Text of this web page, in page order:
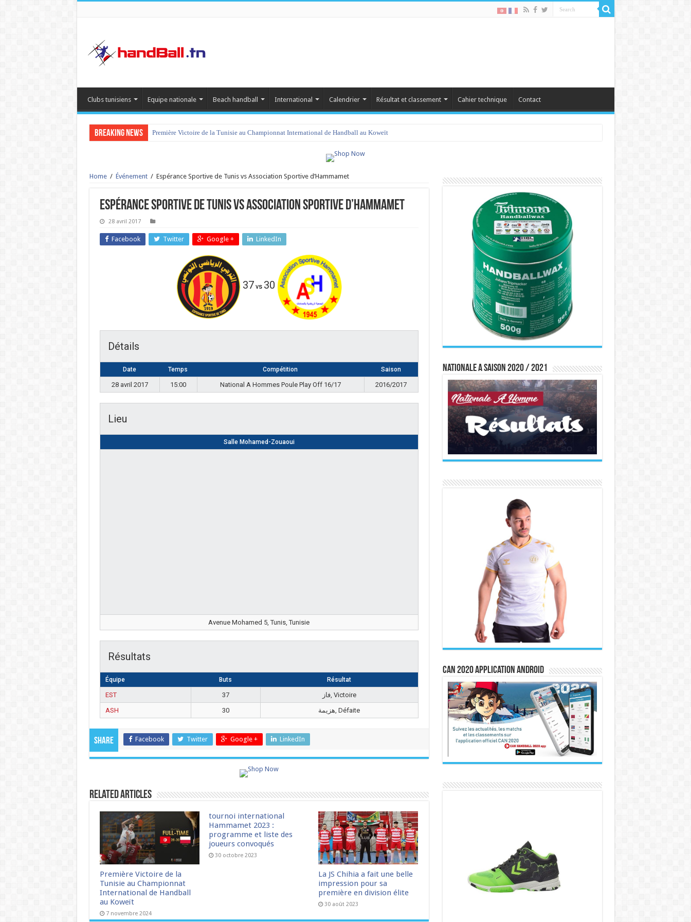
Clubs tunisiens Equipe nationale Beach handball International Calendrier Résultat et classement Cahier technique Contact
Breaking News Première Victoire de la Tunisie au Championnat International de Handball au Koweït
Home / Événement / Espérance Sportive de Tunis vs Association Sportive d’Hammamet
Espérance Sportive de Tunis vs Association Sportive d’Hammamet
28 avril 2017
Facebook Twitter Google + LinkedIn
37 vs 30
Détails
Date Temps Compétition Saison
28 avril 2017 15:00 National A Hommes Poule Play Off 16/17 2016/2017
Lieu
Salle Mohamed-Zouaoui
Avenue Mohamed 5, Tunis, Tunisie
Résultats
Équipe Buts Résultat
EST 37
فاز, Victoire
ASH
30 هزيمة, Défaite
Share Facebook Twitter Google + LinkedIn
Related Articles
Première Victoire de la
Tunisie au Championnat
International de Handball
au Koweït
7 novembre 2024
tournoi international
Hammamet 2023 :
programme et liste des
joueurs convoqués
30 octobre 2023
La JS Chihia a fait une belle
impression pour sa
première en division élite
30 août 2023
Nationale A saison 2020 / 2021
CAN 2020 Application Android